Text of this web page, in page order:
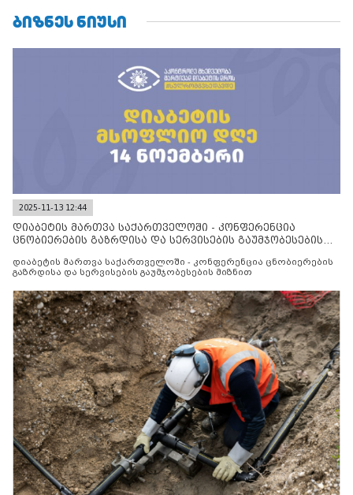
ᲑᲘᲖᲜᲔᲡ ᲜᲘᲣᲡᲘ
2025-11-13 12:44
დიაბეტის მართვა საქართველოში - კონფერენცია
ცნობიერების გაზრდისა და სერვისების გაუმჯობესების
დიაბეტის მართვა საქართველოში - კონფერენცია ცნობიერების
გაზრდისა და სერვისების გაუმჯობესების მიზნით